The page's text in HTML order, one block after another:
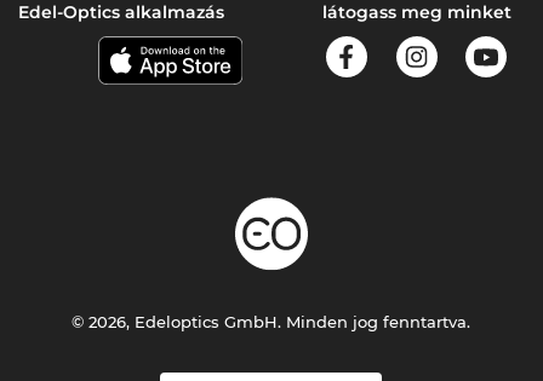
Edel-Optics alkalmazás látogass meg minket
© 2026, Edeloptics GmbH. Minden jog fenntartva.